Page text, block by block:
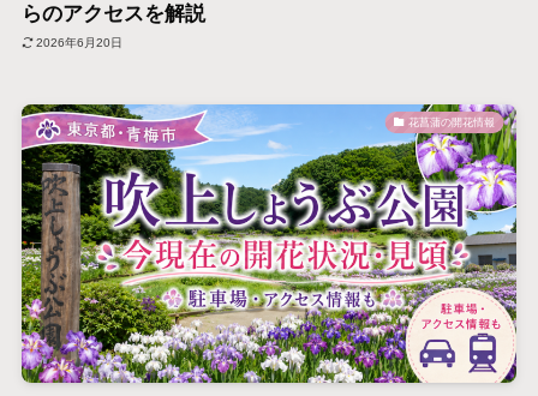
らのアクセスを解説
2026年6月20日
花菖蒲の開花情報